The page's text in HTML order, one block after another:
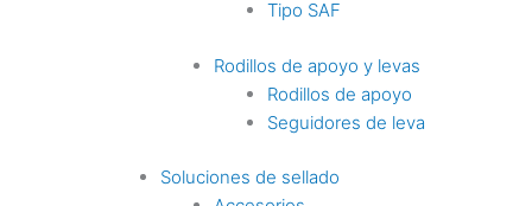
Tipo SAF
Rodillos de apoyo y levas
Rodillos de apoyo
Seguidores de leva
Soluciones de sellado